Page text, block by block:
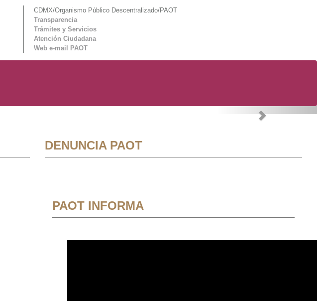
CDMX/Organismo Público Descentralizado/PAOT
Transparencia
Trámites y Servicios
Atención Ciudadana
Web e-mail PAOT
Next
DENUNCIA PAOT
PAOT INFORMA